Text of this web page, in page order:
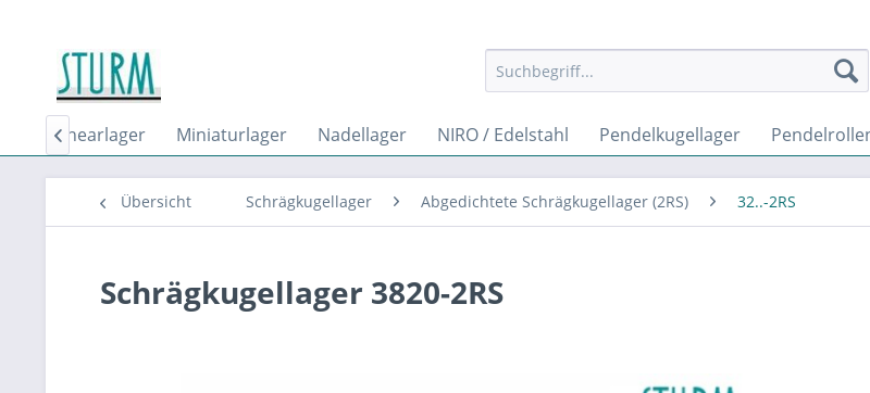
Linearlager Miniaturlager Nadellager NIRO / Edelstahl Pendelkugellager

Übersicht Schrägkugellager Abgedichtete Schrägkugellager (2RS) 32..-2RS
Schrägkugellager 3820-2RS